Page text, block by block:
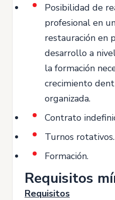
Posibilidad de
profesional en
restauración en
desarrollo a
la formación
crecimiento
organizada.
Contrato
Turnos rotativos.
Formación.
Requisitos
Requisitos